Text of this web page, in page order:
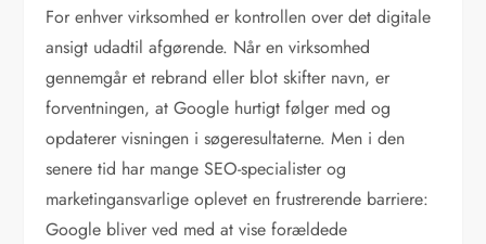
For enhver virksomhed er kontrollen over det digitale
ansigt udadtil afgørende. Når en virksomhed
gennemgår et rebrand eller blot skifter navn, er
forventningen, at Google hurtigt følger med og
opdaterer visningen i søgeresultaterne. Men i den
senere tid har mange SEO-specialister og
marketingansvarlige oplevet en frustrerende barriere:
Google bliver ved med at vise forældede